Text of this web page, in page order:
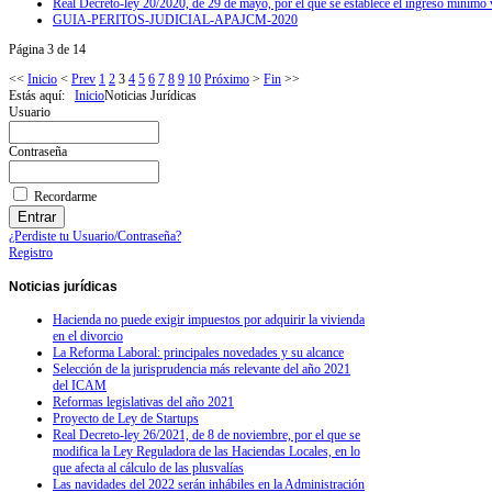
Real Decreto-ley 20/2020, de 29 de mayo, por el que se establece el ingreso mínimo
GUIA-PERITOS-JUDICIAL-APAJCM-2020
Página 3 de 14
<< Inicio < Prev 1 2 3 4 5 6 7 8 9 10 Próximo > Fin >>
Estás aquí: InicioNoticias Jurídicas
Usuario
Contraseña
Recordarme
¿Perdiste tu Usuario/Contraseña?
Registro
Noticias jurídicas
Hacienda no puede exigir impuestos por adquirir la vivienda
en el divorcio
La Reforma Laboral: principales novedades y su alcance
Selección de la jurisprudencia más relevante del año 2021
del ICAM
Reformas legislativas del año 2021
Proyecto de Ley de Startups
Real Decreto-ley 26/2021, de 8 de noviembre, por el que se
modifica la Ley Reguladora de las Haciendas Locales, en lo
que afecta al cálculo de las plusvalías
Las navidades del 2022 serán inhábiles en la Administración